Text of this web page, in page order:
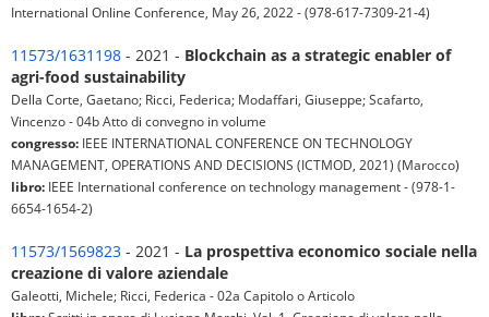
International Online Conference, May 26, 2022 - (978-617-7309-21-4)
11573/1631198 - 2021 - Blockchain as a strategic enabler of
agri-food sustainability
Della Corte, Gaetano; Ricci, Federica; Modaffari, Giuseppe; Scafarto,
Vincenzo - 04b Atto di convegno in volume
congresso: IEEE INTERNATIONAL CONFERENCE ON TECHNOLOGY
MANAGEMENT, OPERATIONS AND DECISIONS (ICTMOD, 2021) (Marocco)
libro: IEEE International conference on technology management - (978-1-
6654-1654-2)
11573/1569823 - 2021 - La prospettiva economico sociale nella
creazione di valore aziendale
Galeotti, Michele; Ricci, Federica - 02a Capitolo o Articolo